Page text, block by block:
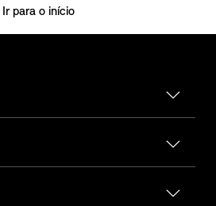
Ir para o início